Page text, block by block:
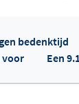
bedenktijd
voor
Een